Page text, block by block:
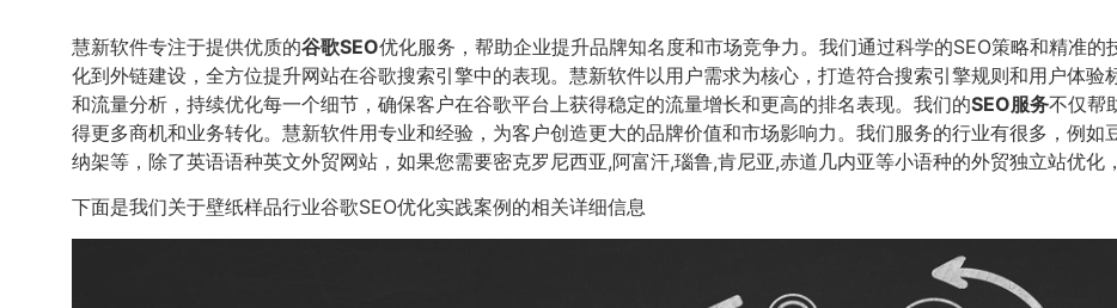
慧新软件专注于提供优质的谷歌SEO优化服务，帮助企业提升品牌知名度和市场竞争力。我们通过科学的SEO策略和精准
化到外链建设，全方位提升网站在谷歌搜索引擎中的表现。慧新软件以用户需求为核心，打造符合搜索引擎规则和用户体验
和流量分析，持续优化每一个细节，确保客户在谷歌平台上获得稳定的流量增长和更高的排名表现。我们的SEO服务不仅帮
得更多商机和业务转化。慧新软件用专业和经验，为客户创造更大的品牌价值和市场影响力。我们服务的行业有很多，例如
纳架等，除了英语语种英文外贸网站，如果您需要密克罗尼西亚,阿富汗,瑙鲁,肯尼亚,赤道几内亚等小语种的外贸独立站优化
下面是我们关于壁纸样品行业谷歌SEO优化实践案例的相关详细信息